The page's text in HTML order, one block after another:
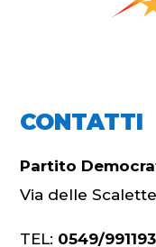
CONTATTI
Partito
Via delle
TEL: 0549/991193